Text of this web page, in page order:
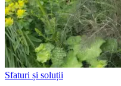
Sfaturi și soluții